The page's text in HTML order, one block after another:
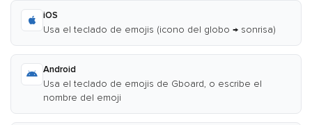
iOS
Usa el teclado de emojis (icono del globo → sonrisa)
Android
Usa el teclado de emojis de Gboard, o escribe el
nombre del emoji